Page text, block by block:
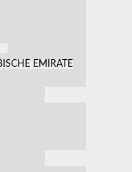
EMIRATE